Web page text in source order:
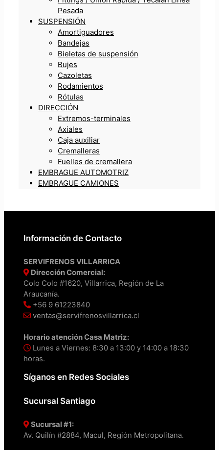
Pesada
SUSPENSIÓN
Amortiguadores
Bandejas
Bieletas de suspensión
Bujes
Cazoletas
Rodamientos
Rótulas
DIRECCIÓN
Extremos-terminales
Axiales
Caja auxiliar
Cremalleras
Fuelles de cremallera
EMBRAGUE AUTOMOTRIZ
EMBRAGUE CAMIONES
Información de Contacto
SERVIFRENOS VILLARRICA
Dirección Comercial:
Colo Colo #1620, Villarrica, Región de La
Araucanía.
+56 9 61223840
ventas@servifrenosvillarrica.cl
Horario atención Casa Matriz:
Lunes a Viernes: 8:30 a 13:00 y 14:00 a 18:30
horas.
Síganos en Redes Sociales
Sucursal Santiago
Sucursal #1:
Av. Quilín #2884, Macul, Región Metropolitana.